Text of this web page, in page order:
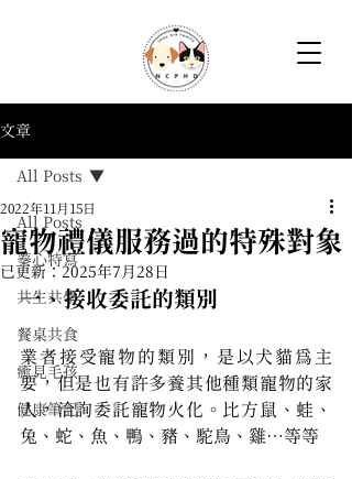
文章
All Posts
蓁心特寫
共生共學
餐桌共食
癒見毛孩
健康筆記
All Posts
寵物禮儀服務過的特殊對象
2022年11月15日
已更新： 2025年7月28日
一、接收委託的類別
業者接受寵物的類別，是以犬貓為主
要，但是也有許多養其他種類寵物的家
人，洽詢委託寵物火化。比方鼠、蛙、
兔、蛇、魚、鴨、豬、駝鳥、雞…等等